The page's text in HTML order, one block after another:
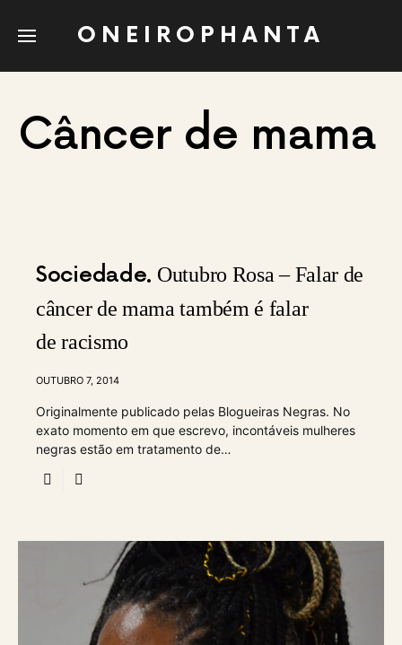
ONEIROPHANTA
Câncer de mama
Sociedade Outubro Rosa – Falar de
câncer de mama também é falar
de racismo
OUTUBRO 7, 2014
Originalmente publicado pelas Blogueiras Negras. No
exato momento em que escrevo, incontáveis mulheres
negras estão em tratamento de…